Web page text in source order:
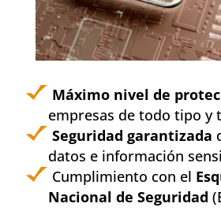
Máximo nivel de
empresas de todo tipo y
Seguridad garantizada
datos e información
Cumplimiento con el
Nacional de Seguridad